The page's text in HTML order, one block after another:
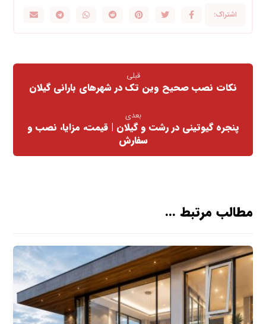
قبلی
نکات نصب صحیح وین تک در شهرهای بارانی گیلان
بعدی
پنجره گیوتینی در رشت و گیلان | قیمت، مزایا، نصب و
سفارش
مطالب مرتبط ...